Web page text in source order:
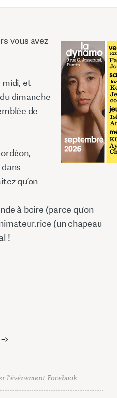
vous avez
midi, et
dimanche
de
qu’on
à boire (parce qu’on
(un chapeau
!
l'événement Facebook